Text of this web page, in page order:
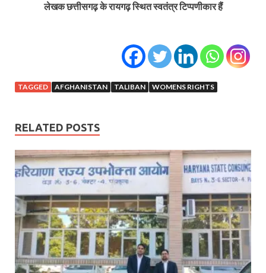
लेखक छत्तीसगढ़ के रायगढ़ स्थित स्वतंत्र टिप्पणीकार हैं
TAGGED AFGHANISTAN TALIBAN WOMENS RIGHTS
RELATED POSTS